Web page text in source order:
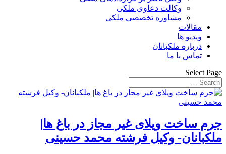
وکالت دعاوی ملکی
مشاوره تخصصی ملکی
مقالات
ویدیو ها
درباره ملکبانان
تماس با ما
Select Page
جرم ساخت ویلای غیر مجاز در باغ ها|
ملکبانان- وکیل فرشته محمد حسینی